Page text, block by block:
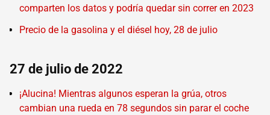
comparten los datos y podría quedar sin correr en 2023
Precio de la gasolina y el diésel hoy, 28 de julio
27 de julio de 2022
¡Alucina! Mientras algunos esperan la grúa, otros
cambian una rueda en 78 segundos sin parar el coche